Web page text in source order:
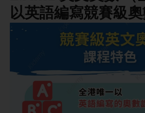
以英語編寫競賽級奧